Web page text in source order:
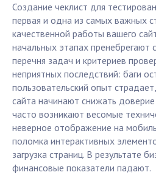
Создание чеклист для
первая и одна из самых важных
качественной работы вашего
начальных этапах пренебрегают
перечня задач и критериев
неприятных последствий: баги
пользовательский опыт
сайта начинают снижать
часто возникают весомые
неверное отображение на
поломка интерактивных
загрузка страниц. В результате
финансовые показатели падают.